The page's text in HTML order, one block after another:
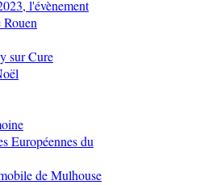
l'évènement
Rouen
sur Cure
Européennes du
de Mulhouse